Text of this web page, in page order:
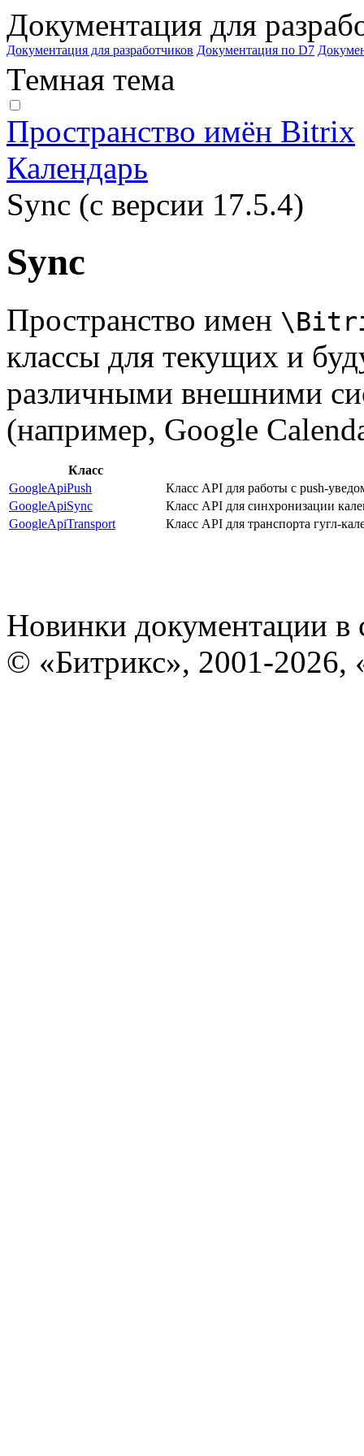
Документация для
Документация для разработчиков Документация по D7
Темная тема
Пространство имён Bitrix
Календарь
Sync (с версии 17.5.4)
Sync
Пространство имен
классы для текущих и
различными внешними
(например, Google
Класс
GoogleApiPush
Класс API для работы с push-
GoogleApiSync
Класс API для синхронизации
GoogleApiTransport
Класс API для транспорта гугл-
Новинки документации в
© «Битрикс», 2001-2026,